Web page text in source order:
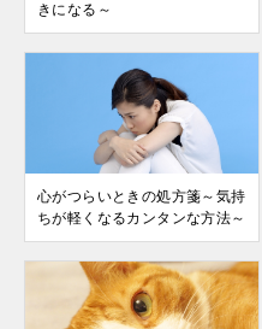
きになる～
心がつらいときの処方箋～気持
ちが軽くなるカンタンな方法～